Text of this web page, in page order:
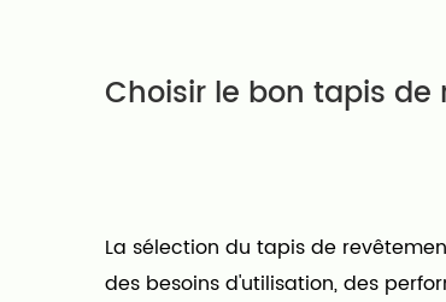
Choisir le bon tapis
La sélection du tapis de
des besoins d'utilisation, des